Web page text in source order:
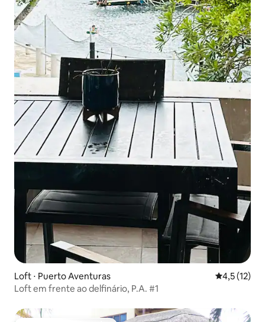
Loft ⋅ Puerto Aventuras 4,5 de uma
4,5 (12)
Loft em frente ao delfinário, P.A. #1